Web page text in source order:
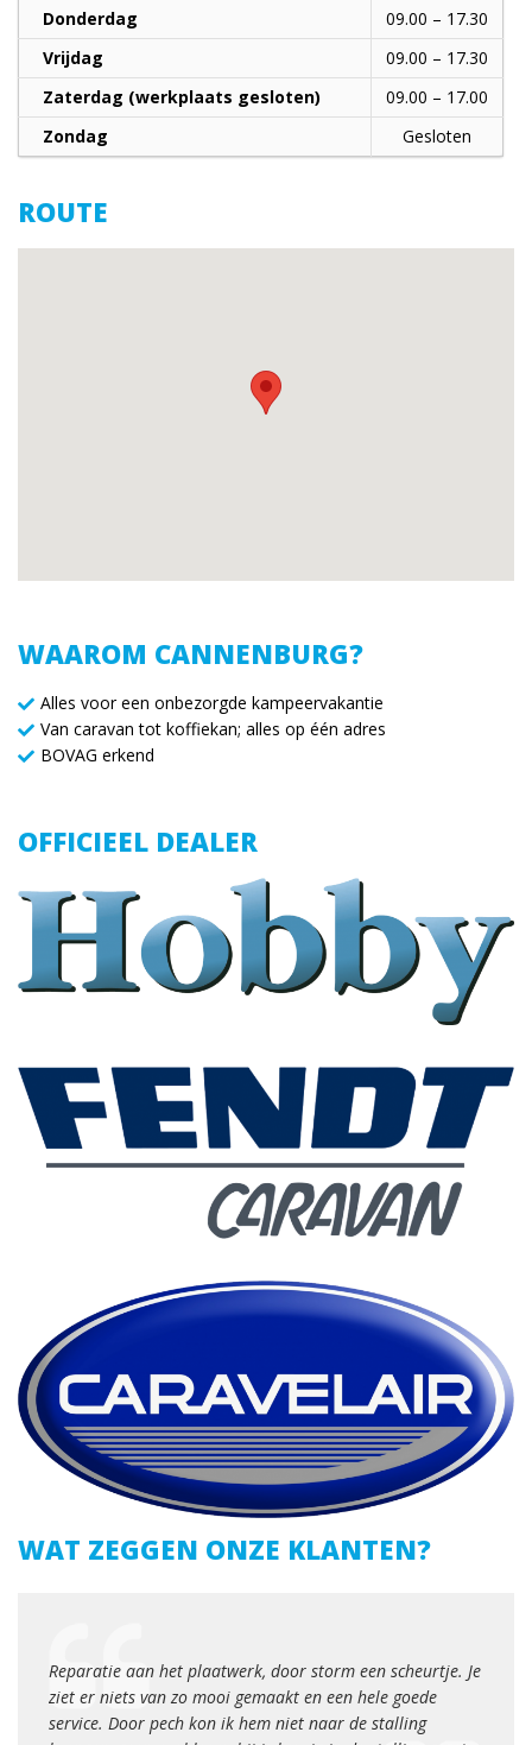
Donderdag
09.00 – 17.30
Vrijdag
09.00 – 17.30
Zaterdag (werkplaats gesloten)
09.00 – 17.00
Zondag
Gesloten
ROUTE
WAAROM CANNENBURG?
Alles voor een onbezorgde kampeervakantie
Van caravan tot koffiekan; alles op één adres
BOVAG erkend
OFFICIEEL DEALER
WAT ZEGGEN ONZE KLANTEN?
Reparatie aan het plaatwerk, door storm een scheurtje. Je
ziet er niets van zo mooi gemaakt en een hele goede
service. Door pech kon ik hem niet naar de stalling